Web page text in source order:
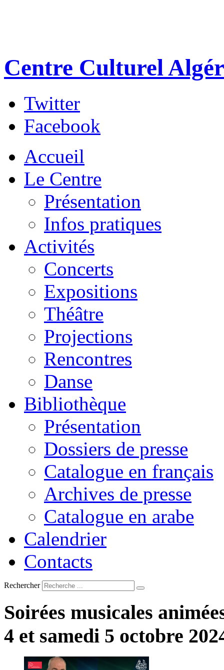
Centre Culturel
Twitter
Facebook
Accueil
Le Centre
Présentation
Infos pratiques
Activités
Concerts
Expositions
Théâtre
Projections
Rencontres
Danse
Bibliothèque
Présentation
Dossiers de presse
Catalogue en français
Archives de presse
Catalogue en arabe
Calendrier
Contacts
Rechercher
Soirées musicales
4 et samedi 5 octobre